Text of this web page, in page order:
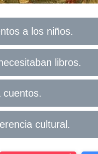
a los niños.
libros.
cuentos.
cultural.